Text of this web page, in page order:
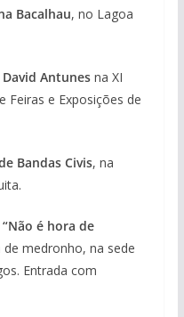
Bacalhau, no Lagoa
Antunesna XI
Feiras e Exposições de
Bandas Civis, na
é hora de
medronho, na sede
Entrada com